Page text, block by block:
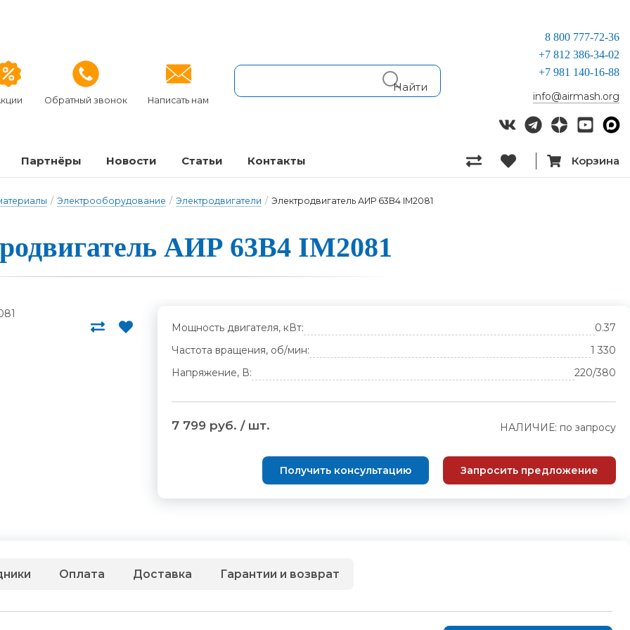
Обратный звонок Написать нам
8 800 777-72-36
+7 812 386-34-02
+7 981 140-16-88
info@airmash.org
Партнёры Новости Статьи Контакты Корзина
/ Электрооборудование / Электродвигатели / Электродвигатель АИР 63B4 IM2081
А­ИР 63B4 IM2081
Мощность двигателя, кВт:
0.37
Частота вращения, об/мин:
1 330
Напряжение, В:
220/380
7 799 руб. / шт. НАЛИЧИЕ: по запросу
Получить консультацию Запросить предложение
Оплата Доставка Гарантии и возврат